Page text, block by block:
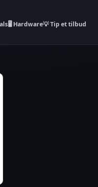
🖥️ Hardware💡 Tip et tilbud